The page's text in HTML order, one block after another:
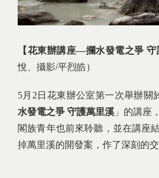
【花東辦講座—攔水發電之爭 守
悅、攝影/平烈皓）
5月2日花東辦公室第一次舉辦關
水發電之爭 守護萬里溪 」的講座
閣族青年也前來聆聽，並在講座
掉萬里溪的開發案，作了深刻的交